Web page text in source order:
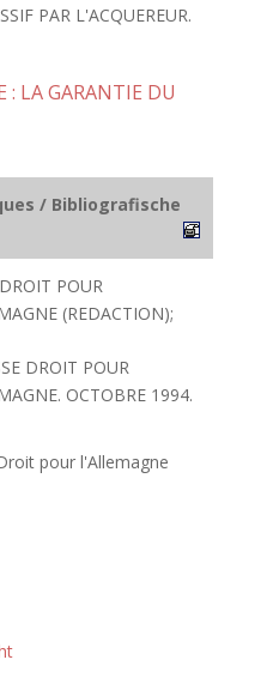
PAR L'ACQUEREUR.
: LA GARANTIE DU
/ Bibliografische
POUR
(REDACTION);
DROIT POUR
OCTOBRE 1994.
pour l'Allemagne